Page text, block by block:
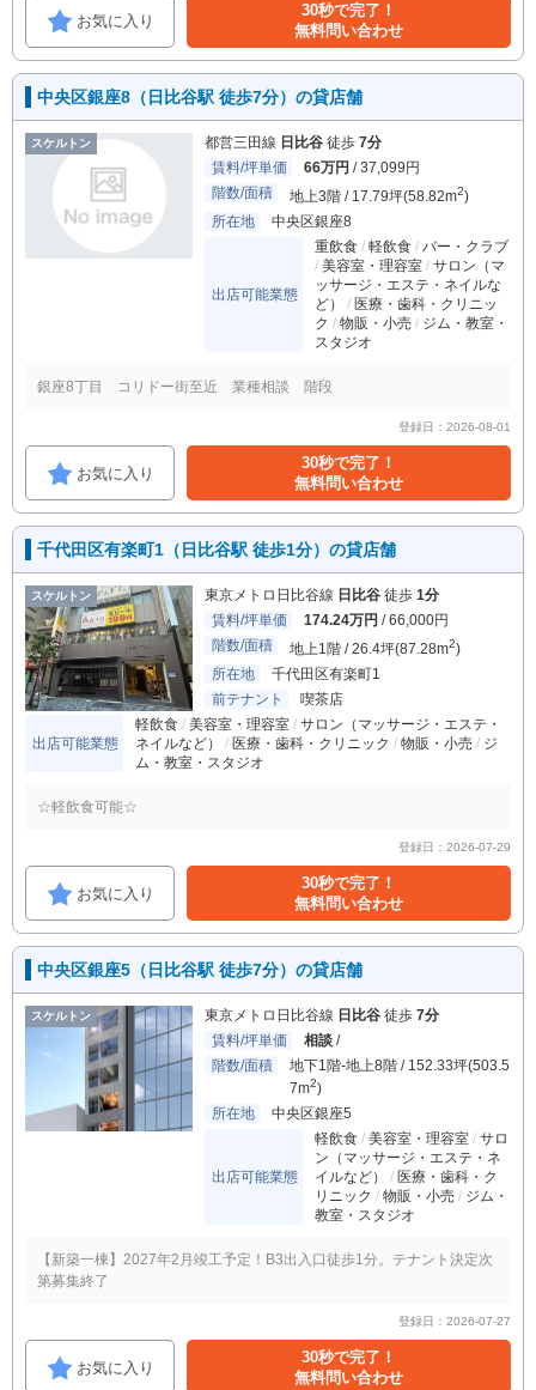
お気に入り
30秒で完了！
無料問い合わせ
中央区銀座8（日比谷駅 徒歩7分）の貸店舗
スケルトン 都営三田線 日比谷 徒歩 7分
賃料/坪単価
66万円 / 37,099円
階数/面積
地上3階 / 17.79坪(58.82m2)
所在地
中央区銀座8
出店可能業態
重飲食 軽飲食
バー・クラブ
美容室・理容室
サロン（マ
ッサージ・エステ・ネイルな
ど）
医療・歯科・クリニッ
ク
物販・小売
ジム・教室・
スタジオ
銀座8丁目 コリドー街至近 業種相談 階段
登録日：2026-08-01
お気に入り
30秒で完了！
無料問い合わせ
千代田区有楽町1（日比谷駅 徒歩1分）の貸店舗
スケルトン 東京メトロ日比谷線 日比谷 徒歩 1分
賃料/坪単価
174.24万円 / 66,000円
階数/面積
地上1階 / 26.4坪(87.28m2)
所在地
千代田区有楽町1
前テナント
喫茶店
出店可能業態
軽飲食 美容室・理容室
サロン（マッサージ・エステ・
ネイルなど）
医療・歯科・クリニック 物販・小売
ジ
ム・教室・スタジオ
☆軽飲食可能☆
登録日：2026-07-29
お気に入り
30秒で完了！
無料問い合わせ
中央区銀座5（日比谷駅 徒歩7分）の貸店舗
スケルトン 東京メトロ日比谷線 日比谷 徒歩 7分
賃料/坪単価
相談 /
階数/面積
地下1階-地上8階 / 152.33坪(503.5
7m2)
所在地
中央区銀座5
出店可能業態
軽飲食 美容室・理容室
サロ
ン（マッサージ・エステ・ネ
イルなど）
医療・歯科・ク
リニック
物販・小売
ジム・
教室・スタジオ
【新築一棟】2027年2月竣工予定！B3出入口徒歩1分。テナント決定次
第募集終了
登録日：2026-07-27
お気に入り
30秒で完了！
無料問い合わせ